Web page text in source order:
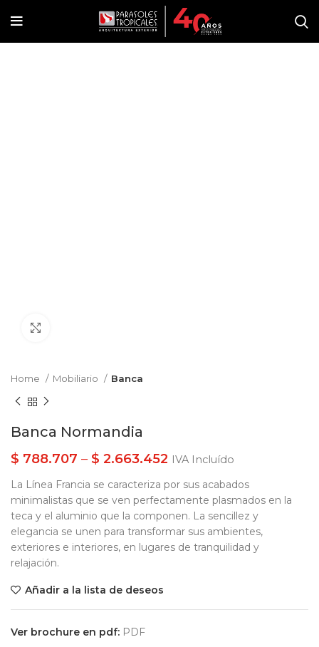
Home Mobiliario Banca
Banca Normandia
$ 788.707 – $ 2.663.452 IVA Incluído
La Línea Francia se caracteriza por sus acabados
minimalistas que se ven perfectamente plasmados en la
teca y el aluminio que la componen. La sencillez y
elegancia se unen para transformar sus ambientes,
exteriores e interiores, en lugares de tranquilidad y
relajación.
Añadir a la lista de deseos
Ver brochure en pdf: PDF